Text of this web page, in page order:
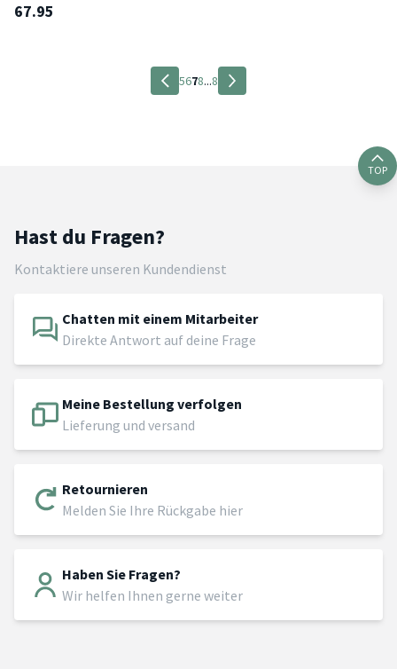
67.95
5678...8
TOP
Hast du Fragen?
Kontaktiere unseren Kundendienst
Chatten mit einem Mitarbeiter
Direkte Antwort auf deine Frage
Meine Bestellung verfolgen
Lieferung und versand
Retournieren
Melden Sie Ihre Rückgabe hier
Haben Sie Fragen?
Wir helfen Ihnen gerne weiter